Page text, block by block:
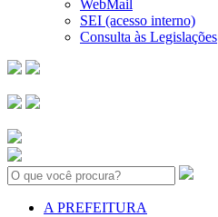
WebMail
SEI (acesso interno)
Consulta às Legislações
Search:
A PREFEITURA